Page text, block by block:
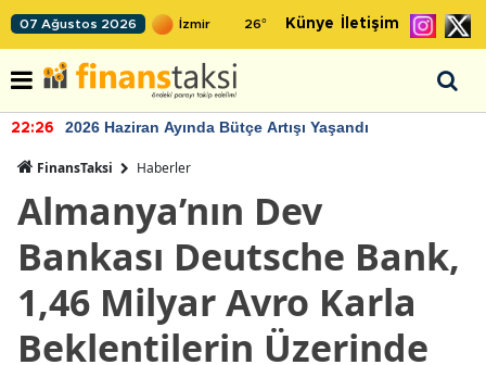
07 Ağustos 2026 26° Künye İletişim
22:26 2026 Haziran Ayında Bütçe Artışı Yaşandı
FinansTaksi Haberler
Almanya’nın Dev
Bankası Deutsche Bank,
1,46 Milyar Avro Karla
Beklentilerin Üzerinde